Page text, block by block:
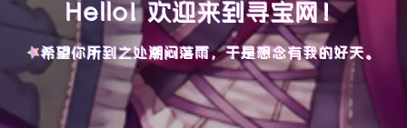
Hello! 欢迎来到寻宝网！
希望你所到之处潮闷落雨，于是想念有我的好天。